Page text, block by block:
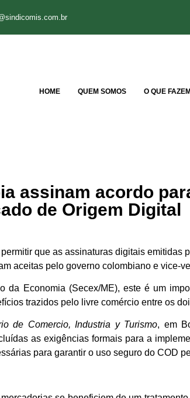
HOME QUEM SOMOS O QUE
assinam acordo
de Origem Digital
que as assinaturas digitais emitidas
aceitas pelo governo colombiano e vice-
Economia (Secex/ME), este é um
trazidos pelo livre comércio entre os
de Comercio, Industria y Turismo, em
as exigências formais para a
para garantir o uso seguro do COD